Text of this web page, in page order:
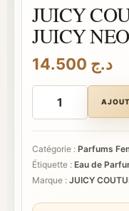
JUICY
JUICY
د.ج
quantité
VIVA
LA
JUICY
NEON
Catégorie : Parfums
Étiquette : Eau de
Marque : JUICY